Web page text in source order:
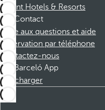
Dorint Hotels & Resorts
Contact
Foire aux questions et aide
Réservation par téléphone
Contactez-nous
Barceló App
Télécharger